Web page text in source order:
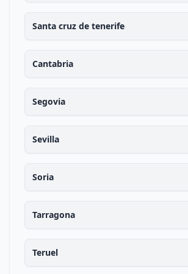
Santa cruz de tenerife
Cantabria
Segovia
Sevilla
Soria
Tarragona
Teruel